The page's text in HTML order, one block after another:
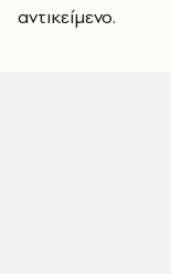
αντικείμενο.